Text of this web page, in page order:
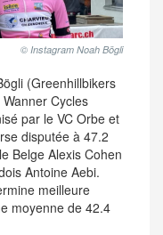
© Instagram Noah Bögli
(Greenhillbikers
Cycles
par le VC Orbe et
disputée à 47.2
Belge Alexis Cohen
Antoine Aebi.
meilleure
moyenne de 42.4